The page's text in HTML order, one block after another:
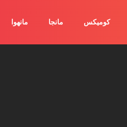
كوميكس مانجا مانهوا